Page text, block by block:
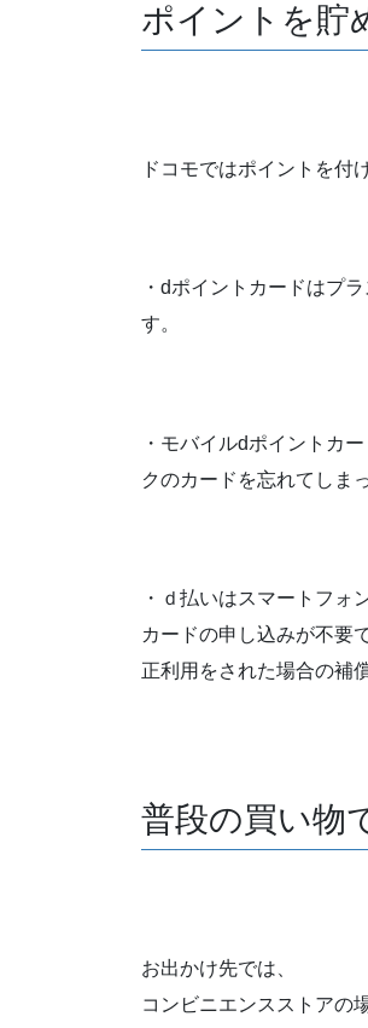
ポイントを貯
ドコモではポイントを付
・dポイントカードはプ
す。
・モバイルdポイントカ
クのカードを忘れてしま
・ｄ払いはスマートフォ
カードの申し込みが不要
正利用をされた場合の補
普段の買い物
お出かけ先では、
コンビニエンスストアの